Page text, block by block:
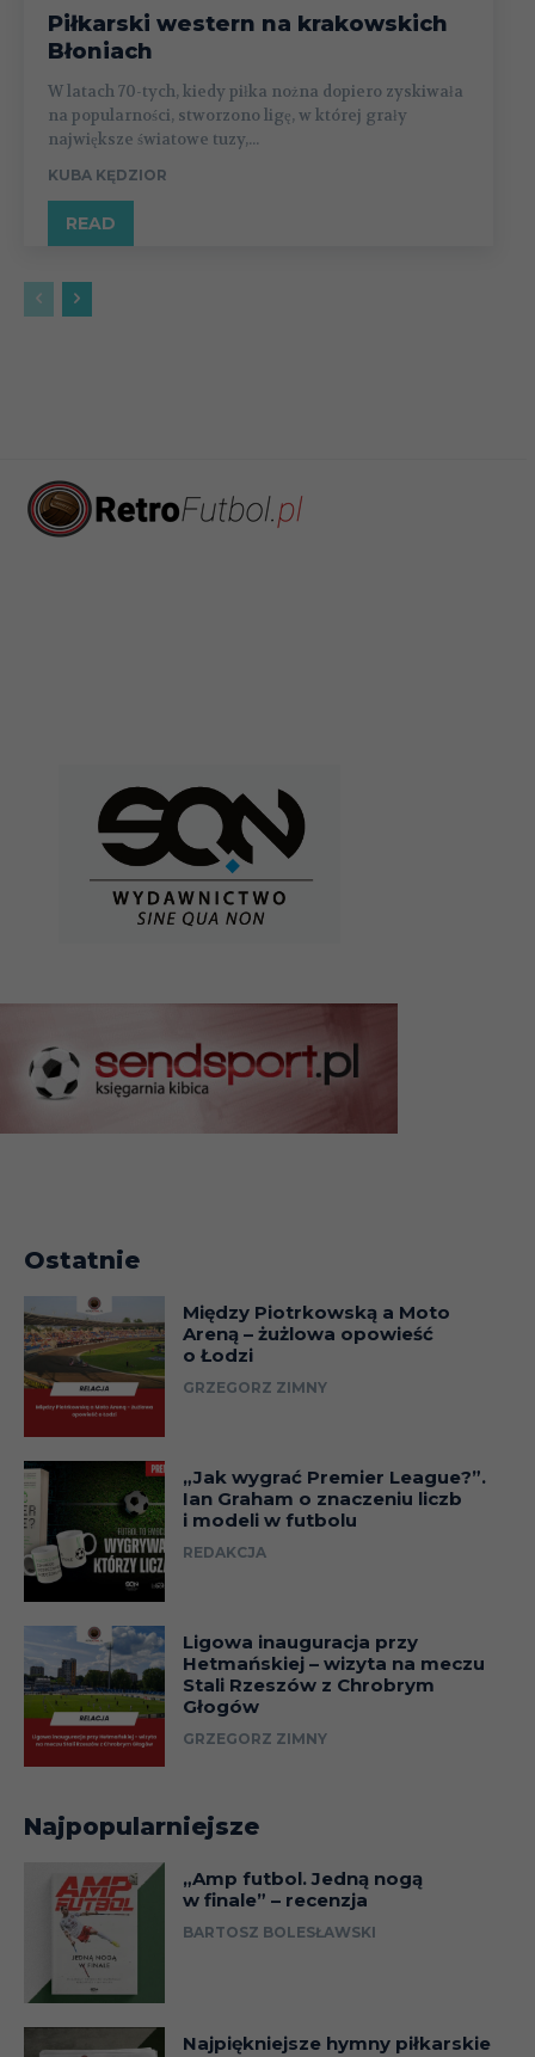
Piłkarski western na krakowskich
Błoniach
W latach 70-tych, kiedy piłka nożna dopiero zyskiwała
na popularności, stworzono ligę, w której grały
największe światowe tuzy,...
KUBA KĘDZIOR
READ
Ostatnie
Między Piotrkowską a Moto
Areną – żużlowa opowieść
o Łodzi
GRZEGORZ ZIMNY
„Jak wygrać Premier League?”.
Ian Graham o znaczeniu liczb
i modeli w futbolu
REDAKCJA
Ligowa inauguracja przy
Hetmańskiej – wizyta na meczu
Stali Rzeszów z Chrobrym
Głogów
GRZEGORZ ZIMNY
Najpopularniejsze
„Amp futbol. Jedną nogą
w finale” – recenzja
BARTOSZ BOLESŁAWSKI
Najpiękniejsze hymny piłkarskie